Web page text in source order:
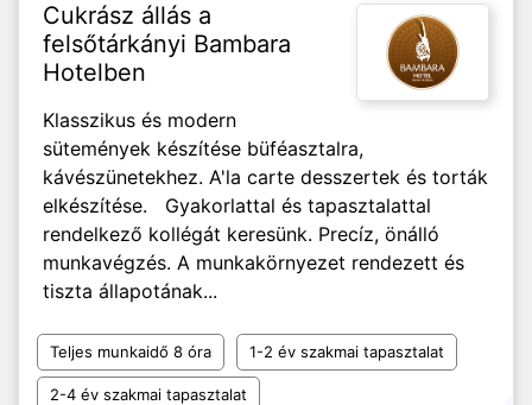
Cukrász állás a
felsőtárkányi Bambara
Hotelben
Klasszikus és modern
sütemények készítése büféasztalra,
kávészünetekhez. A'la carte desszertek és torták
elkészítése. Gyakorlattal és tapasztalattal
rendelkező kollégát keresünk. Precíz, önálló
munkavégzés. A munkakörnyezet rendezett és
tiszta állapotának...
Teljes munkaidő 8 óra 1-2 év szakmai tapasztalat
2-4 év szakmai tapasztalat